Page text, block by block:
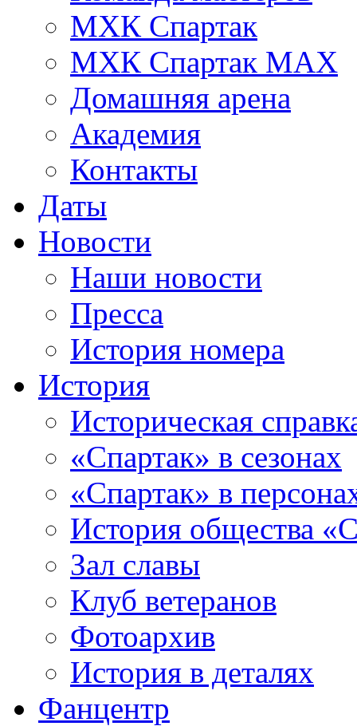
МХК Спартак
МХК Спартак МАХ
Домашняя арена
Академия
Контакты
Даты
Новости
Наши новости
Пресса
История номера
История
Историческая
«Спартак» в сезонах
«Спартак» в
История общества
Зал славы
Клуб ветеранов
Фотоархив
История в деталях
Фанцентр